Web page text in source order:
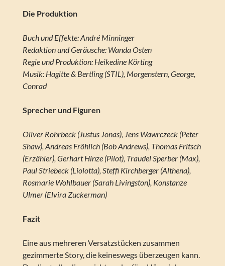
Die Produktion
Buch und Effekte: André Minninger
Redaktion und Geräusche: Wanda Osten
Regie und Produktion: Heikedine Körting
Musik: Hagitte & Bertling (STIL), Morgenstern, George,
Conrad
Sprecher und Figuren
Oliver Rohrbeck (Justus Jonas), Jens Wawrczeck (Peter
Shaw), Andreas Fröhlich (Bob Andrews), Thomas Fritsch
(Erzähler), Gerhart Hinze (Pilot), Traudel Sperber (Max),
Paul Striebeck (Liolotta), Steffi Kirchberger (Althena),
Rosmarie Wohlbauer (Sarah Livingston), Konstanze
Ulmer (Elvira Zuckerman)
Fazit
Eine aus mehreren Versatzstücken zusammen
gezimmerte Story, die keineswegs überzeugen kann.